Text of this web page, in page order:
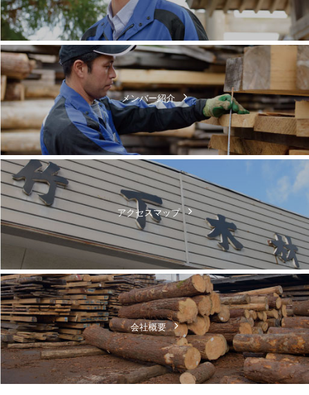
メンバー紹介
アクセスマップ
会社概要